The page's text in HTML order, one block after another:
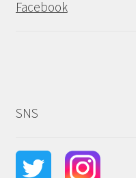
Facebook
SNS